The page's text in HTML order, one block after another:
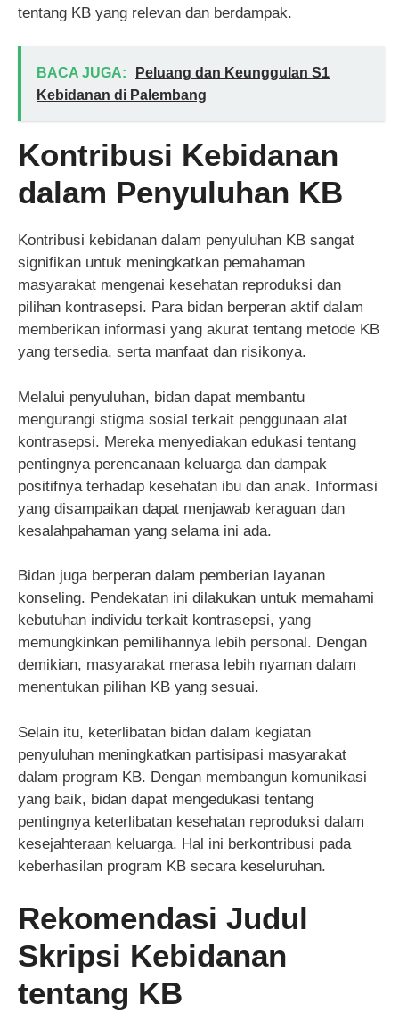
tentang KB yang relevan dan berdampak.
BACA JUGA:
Peluang dan Keunggulan S1
Kebidanan di Palembang
Kontribusi Kebidanan
dalam Penyuluhan KB
Kontribusi kebidanan dalam penyuluhan KB sangat
signifikan untuk meningkatkan pemahaman
masyarakat mengenai kesehatan reproduksi dan
pilihan kontrasepsi. Para bidan berperan aktif dalam
memberikan informasi yang akurat tentang metode KB
yang tersedia, serta manfaat dan risikonya.
Melalui penyuluhan, bidan dapat membantu
mengurangi stigma sosial terkait penggunaan alat
kontrasepsi. Mereka menyediakan edukasi tentang
pentingnya perencanaan keluarga dan dampak
positifnya terhadap kesehatan ibu dan anak. Informasi
yang disampaikan dapat menjawab keraguan dan
kesalahpahaman yang selama ini ada.
Bidan juga berperan dalam pemberian layanan
konseling. Pendekatan ini dilakukan untuk memahami
kebutuhan individu terkait kontrasepsi, yang
memungkinkan pemilihannya lebih personal. Dengan
demikian, masyarakat merasa lebih nyaman dalam
menentukan pilihan KB yang sesuai.
Selain itu, keterlibatan bidan dalam kegiatan
penyuluhan meningkatkan partisipasi masyarakat
dalam program KB. Dengan membangun komunikasi
yang baik, bidan dapat mengedukasi tentang
pentingnya keterlibatan kesehatan reproduksi dalam
kesejahteraan keluarga. Hal ini berkontribusi pada
keberhasilan program KB secara keseluruhan.
Rekomendasi Judul
Skripsi Kebidanan
tentang KB